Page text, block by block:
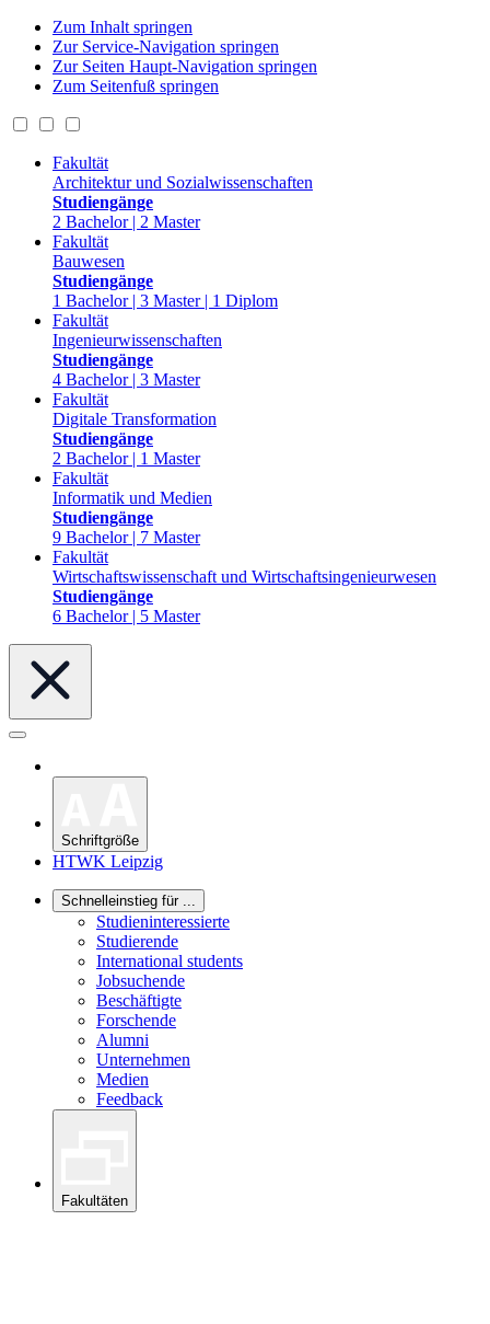
Zum Inhalt springen
Zur Service-Navigation springen
Zur Seiten Haupt-Navigation springen
Zum Seitenfuß springen
Fakultät
Architektur und Sozialwissenschaften
Studiengänge
2 Bachelor | 2 Master
Fakultät
Bauwesen
Studiengänge
1 Bachelor | 3 Master | 1 Diplom
Fakultät
Ingenieurwissenschaften
Studiengänge
4 Bachelor | 3 Master
Fakultät
Digitale Transformation
Studiengänge
2 Bachelor | 1 Master
Fakultät
Informatik und Medien
Studiengänge
9 Bachelor | 7 Master
Fakultät
Wirtschaftswissenschaft und Wirtschaftsingenieurwesen
Studiengänge
6 Bachelor | 5 Master
Schriftgröße
HTWK Leipzig
Schnelleinstieg für ...
Studieninteressierte
Studierende
International students
Jobsuchende
Beschäftigte
Forschende
Alumni
Unternehmen
Medien
Feedback
Fakultäten